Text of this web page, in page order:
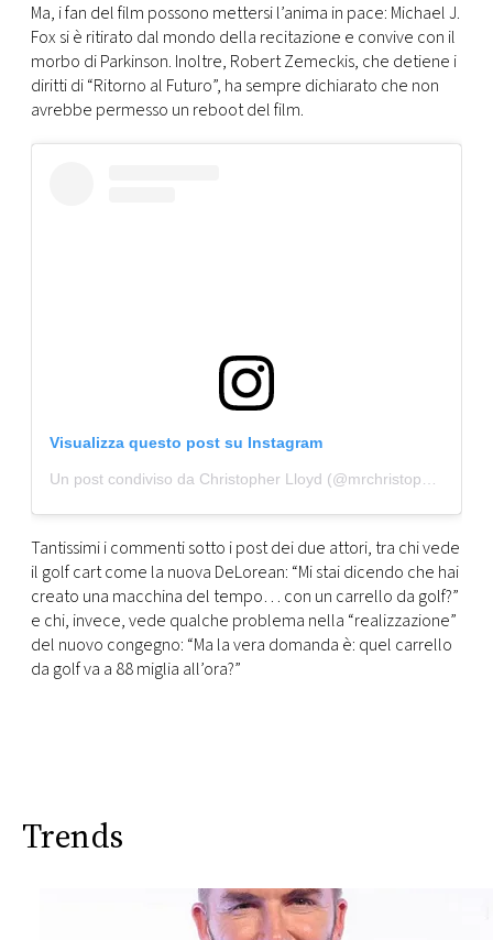
Ma, i fan del film possono mettersi l’anima in pace: Michael J.
Fox si è ritirato dal mondo della recitazione e convive con il
morbo di Parkinson. Inoltre, Robert Zemeckis, che detiene i
diritti di “Ritorno al Futuro”, ha sempre dichiarato che non
avrebbe permesso un reboot del film.
Visualizza questo post su Instagram
Un post condiviso da Christopher Lloyd (@mrchristopherlloyd)
Tantissimi i commenti sotto i post dei due attori, tra chi vede
il golf cart come la nuova DeLorean: “Mi stai dicendo che hai
creato una macchina del tempo… con un carrello da golf?”
e chi, invece, vede qualche problema nella “realizzazione”
del nuovo congegno: “Ma la vera domanda è: quel carrello
da golf va a 88 miglia all’ora?”
Trends